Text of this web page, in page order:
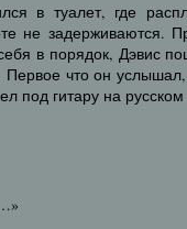
в туалет, где
не задерживаются.
в порядок, Дэвис
что он
под гитару на